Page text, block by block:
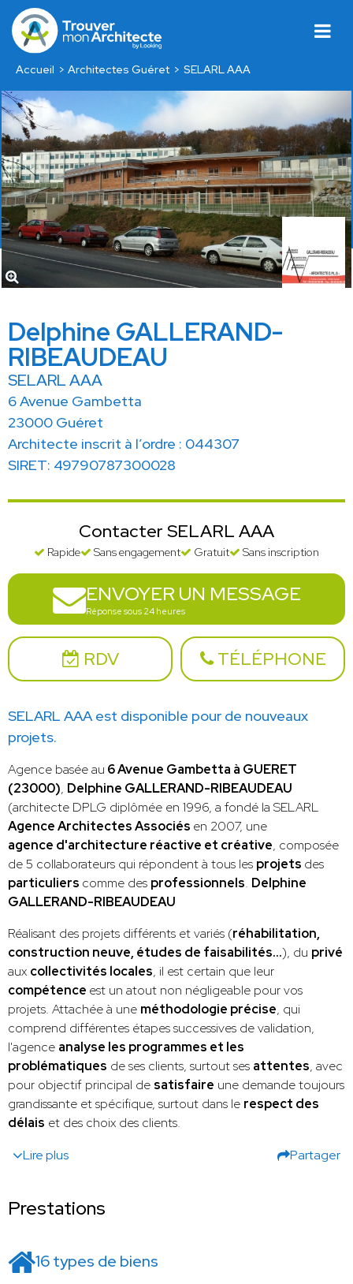
Accueil Architectes Guéret SELARL AAA
Delphine GALLERAND-
RIBEAUDEAU
SELARL AAA
6 Avenue Gambetta
23000 Guéret
Architecte inscrit à l’ordre : 044307
SIRET: 49790787300028
Contacter SELARL AAA
Rapide Sans engagement Gratuit Sans inscription
ENVOYER UN MESSAGE
Réponse sous 24 heures
RDV TÉLÉPHONE
SELARL AAA est disponible pour de nouveaux
projets.
Agence basée au 6 Avenue Gambetta à GUERET
(23000), Delphine GALLERAND-RIBEAUDEAU
(architecte DPLG diplômée en 1996, a fondé la SELARL
Agence Architectes Associés en 2007, une
agence d'architecture réactive et créative, composée
de 5 collaborateurs qui répondent à tous les projets des
particuliers comme des professionnels. Delphine
GALLERAND-RIBEAUDEAU
Réalisant des projets différents et variés (réhabilitation,
construction neuve, études de faisabilités…), du privé
aux collectivités locales, il est certain que leur
compétence est un atout non négligeable pour vos
projets. Attachée à une méthodologie précise, qui
comprend différentes étapes successives de validation,
l'agence analyse les programmes et les
problématiques de ses clients, surtout ses attentes, avec
pour objectif principal de satisfaire une demande toujours
grandissante et spécifique, surtout dans le respect des
délais et des choix des clients.
Lire plus
Partager
Prestations
16 types de biens